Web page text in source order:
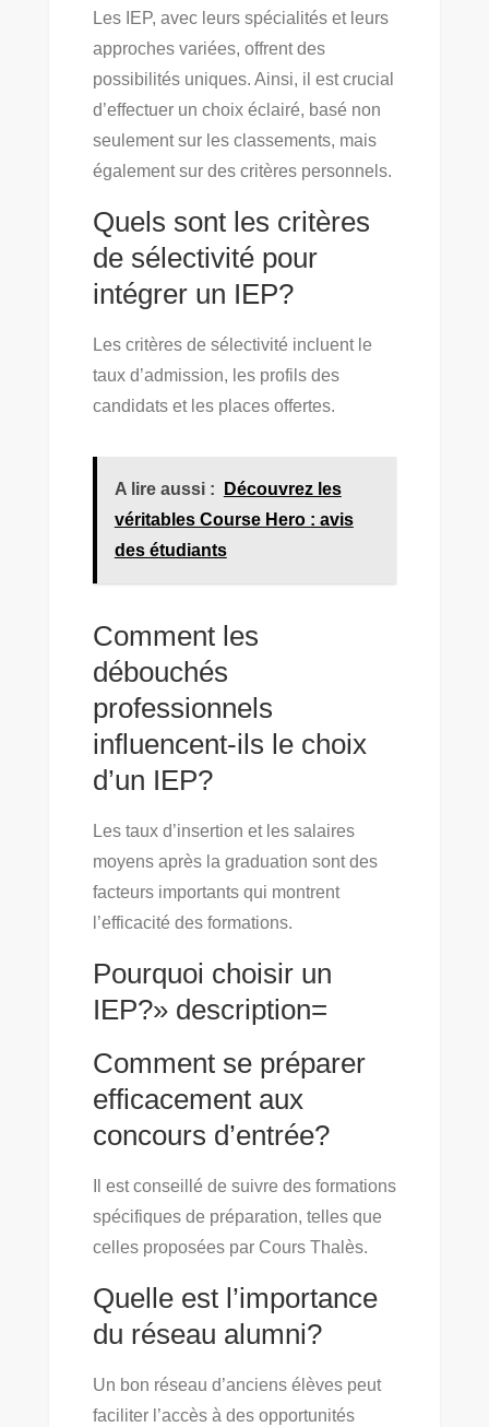
Les IEP, avec leurs spécialités et leurs
approches variées, offrent des
possibilités uniques. Ainsi, il est crucial
d’effectuer un choix éclairé, basé non
seulement sur les classements, mais
également sur des critères personnels.
Quels sont les critères
de sélectivité pour
intégrer un IEP?
Les critères de sélectivité incluent le
taux d’admission, les profils des
candidats et les places offertes.
A lire aussi :
Découvrez les
véritables Course Hero : avis
des étudiants
Comment les
débouchés
professionnels
influencent-ils le choix
d’un IEP?
Les taux d’insertion et les salaires
moyens après la graduation sont des
facteurs importants qui montrent
l’efficacité des formations.
Pourquoi choisir un
IEP?» description=
Comment se préparer
efficacement aux
concours d’entrée?
Il est conseillé de suivre des formations
spécifiques de préparation, telles que
celles proposées par Cours Thalès.
Quelle est l’importance
du réseau alumni?
Un bon réseau d’anciens élèves peut
faciliter l’accès à des opportunités